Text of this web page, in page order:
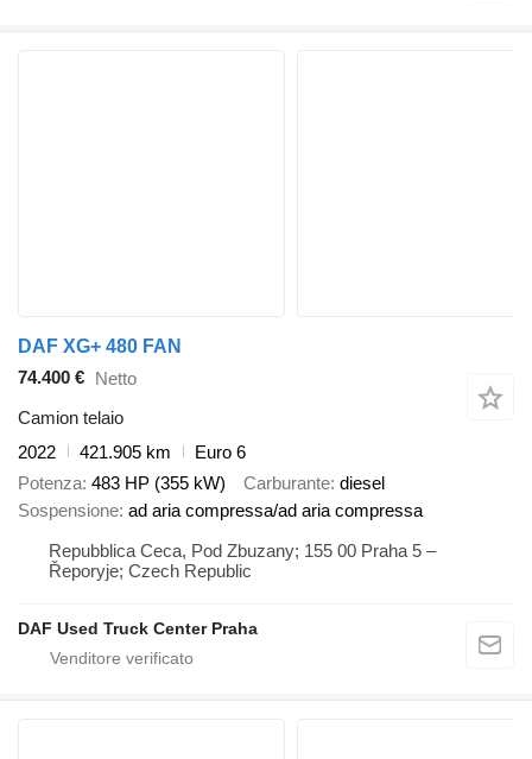
DAF XG+ 480 FAN
74.400 € Netto
Camion telaio
2022
421.905 km
Euro 6
Potenza 483 HP (355 kW) Carburante diesel
Sospensione ad aria compressa/ad aria compressa
Repubblica Ceca, Pod Zbuzany; 155 00 Praha 5 –
Řeporyje; Czech Republic
DAF Used Truck Center Praha